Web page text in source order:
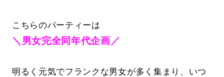
こちらのパーティーは
＼男女完全同年代企画／
明るく元気でフランクな男女が多く集まり、いつ